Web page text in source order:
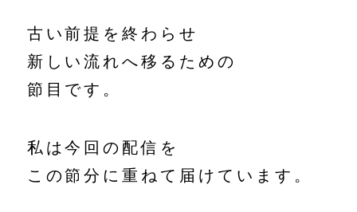
古い前提を終わらせ
新しい流れへ移るための
節目です。
私は今回の配信を
この節分に重ねて届けています。